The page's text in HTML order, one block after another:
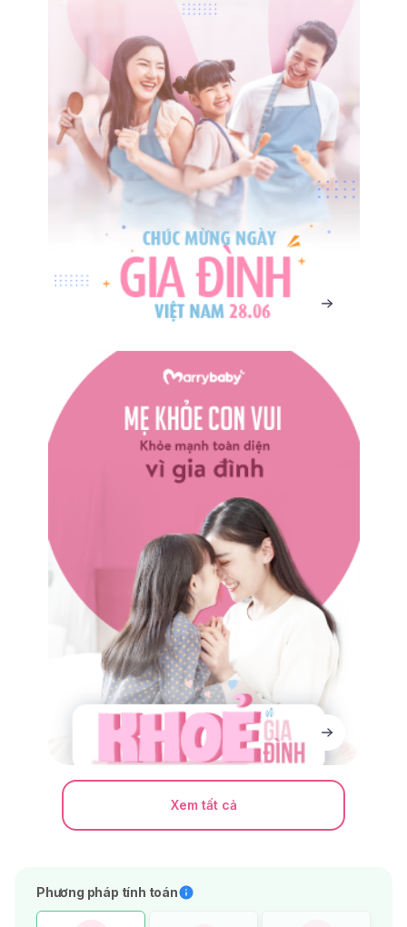
Xem tất cả
Phương pháp tính toán